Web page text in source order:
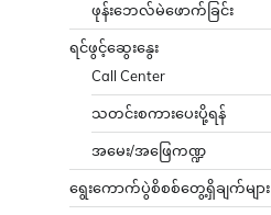
ဖုန်းဘေလ်မဲဖောက်ခြင်း
ရင်ဖွင့်ဆွေးနွေး
Call Center
သတင်းစကားပေးပို့ရန်
အမေး/အဖြေကဏ္ဍ
ရွေးကောက်ပွဲစိစစ်တွေ့ရှိချက်များ